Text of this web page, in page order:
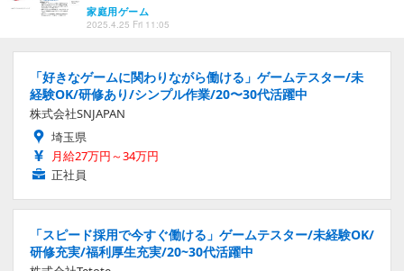
家庭用ゲーム
2025.4.25 Fri 11:05
「好きなゲームに関わりながら働ける」ゲームテスター/未
経験OK/研修あり/シンプル作業/20〜30代活躍中
株式会社SNJAPAN
埼玉県
月給27万円～34万円
正社員
「スピード採用で今すぐ働ける」ゲームテスター/未経験OK/
研修充実/福利厚生充実/20~30代活躍中